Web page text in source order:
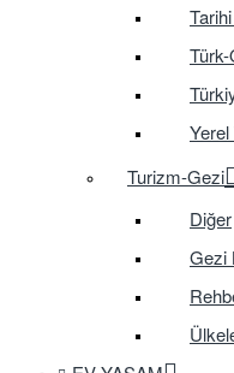
Türk-
Yerel
Turizm-Gezi
Diğer
Gezi